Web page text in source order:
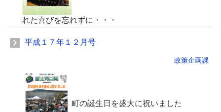
れた喜びを忘れずに・・・
平成１７年１２月号
政策企画課
町の誕生日を盛大に祝いました